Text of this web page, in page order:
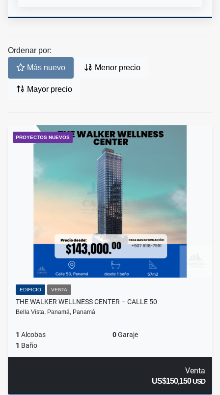
Ordenar por:
Más nuevo Menor precio
Mayor precio
PROYECTOS NUEVOS
EDIFICIO VENTA
THE WALKER WELLNESS CENTER – CALLE 50
Bella Vista, Panamá, Panamá
1 Alcobas 0Garaje
1 Baño
Venta
US$150,150USD